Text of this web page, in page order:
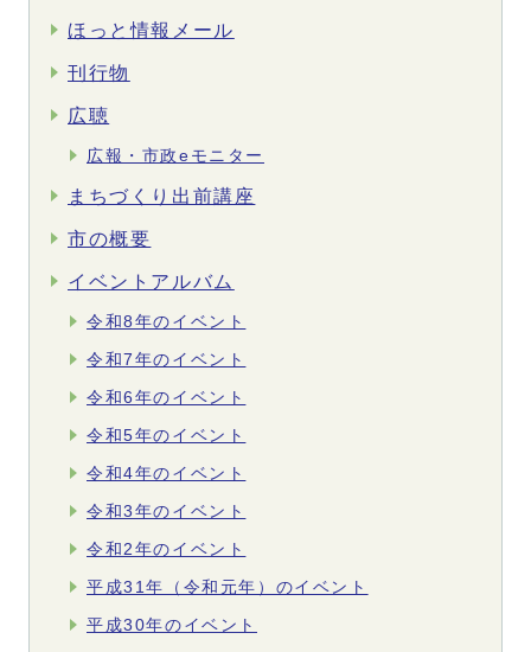
ほっと情報メール
刊行物
広聴
広報・市政eモニター
まちづくり出前講座
市の概要
イベントアルバム
令和8年のイベント
令和7年のイベント
令和6年のイベント
令和5年のイベント
令和4年のイベント
令和3年のイベント
令和2年のイベント
平成31年（令和元年）のイベント
平成30年のイベント